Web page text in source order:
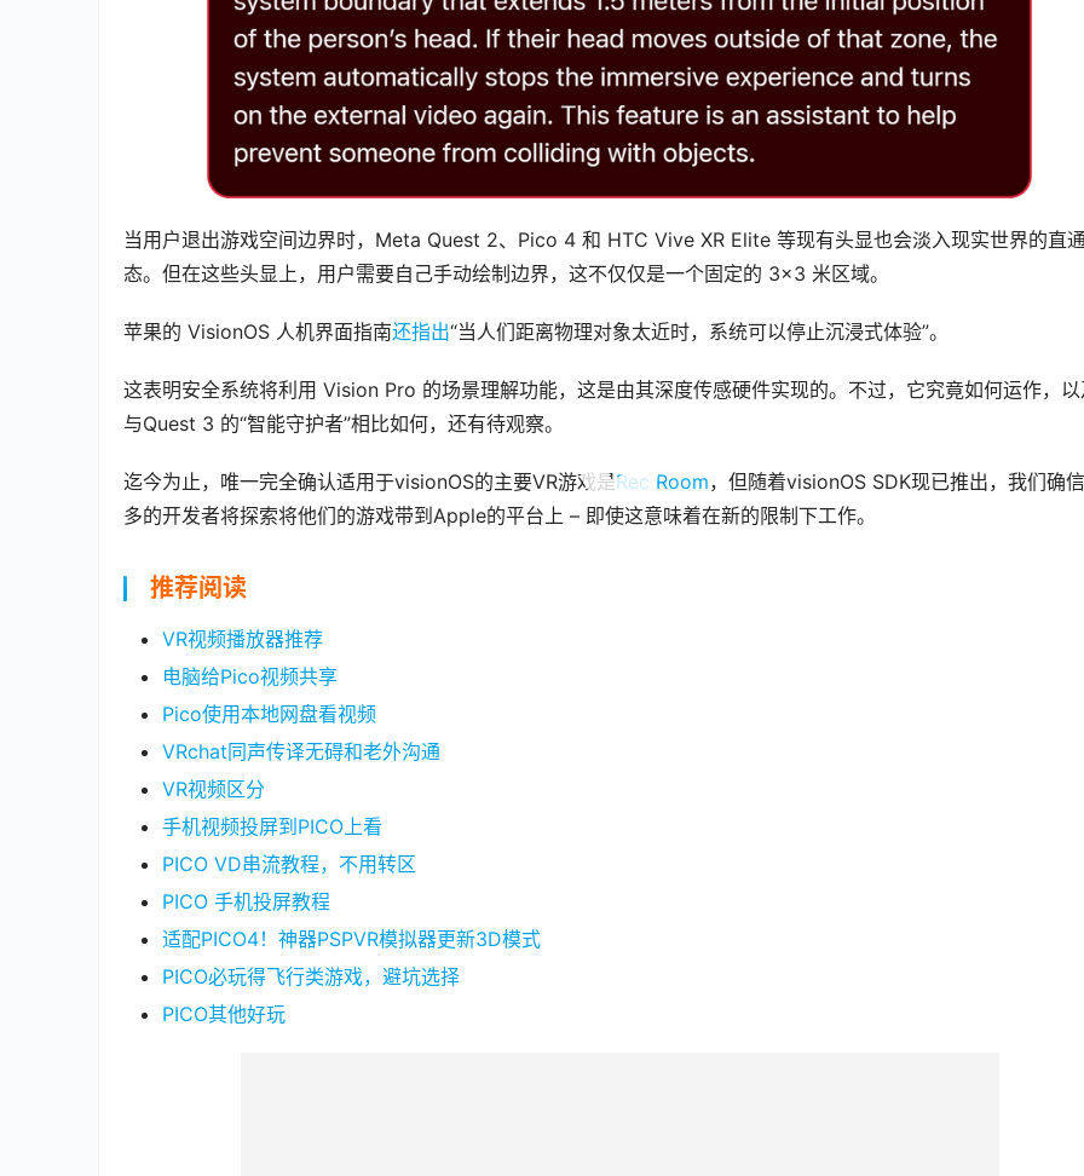
当用户退出游戏空间边界时，Meta Quest 2、Pico 4 和 HTC Vive XR Elite 等现有头显也会淡入现实世界的直
态。但在这些头显上，用户需要自己手动绘制边界，这不仅仅是一个固定的 3×3 米区域。
苹果的 VisionOS 人机界面指南还指出“当人们距离物理对象太近时，系统可以停止沉浸式体验”。
这表明安全系统将利用 Vision Pro 的场景理解功能，这是由其深度传感硬件实现的。不过，它究竟如何运作，
与Quest 3 的“智能守护者”相比如何，还有待观察。
00:00 / 00:11
迄今为止，唯一完全确认适用于visionOS的主要VR游戏是Rec Room，但随着visionOS SDK现已推出，我们确
多的开发者将探索将他们的游戏带到Apple的平台上 – 即使这意味着在新的限制下工作。
推荐阅读
VR视频播放器推荐
电脑给Pico视频共享
Pico使用本地网盘看视频
VRchat同声传译无碍和老外沟通
VR视频区分
手机视频投屏到PICO上看
PICO VD串流教程，不用转区
PICO 手机投屏教程
适配PICO4！神器PSPVR模拟器更新3D模式
PICO必玩得飞行类游戏，避坑选择
PICO其他好玩